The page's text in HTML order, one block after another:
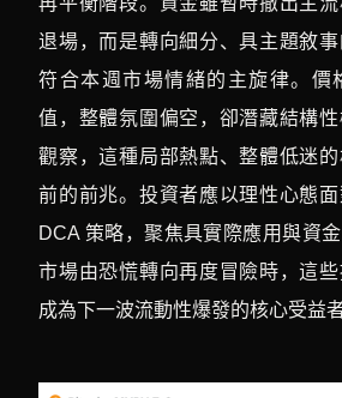
退場，而是轉向細分、具主題敘
符合本週市場情緒的主旋律。價
值，整體氛圍偏空，卻潛藏結構
觀察，這種局部熱點、整體低迷
前的前兆。投資者應以理性心態
DCA 策略，聚焦具實際應用與資
市場由恐慌轉向再度冒險時，這
成為下一波流動性爆發的核心受益者